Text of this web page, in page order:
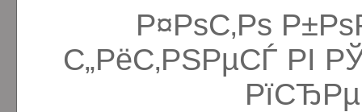
Р¤РѕС‚Рѕ
С„РёС‚РЅРµСЃ РІ